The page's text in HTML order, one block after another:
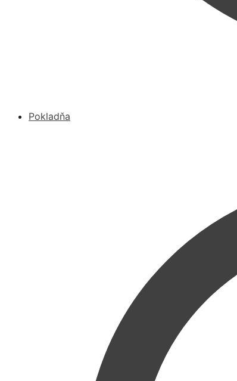
Pokladňa